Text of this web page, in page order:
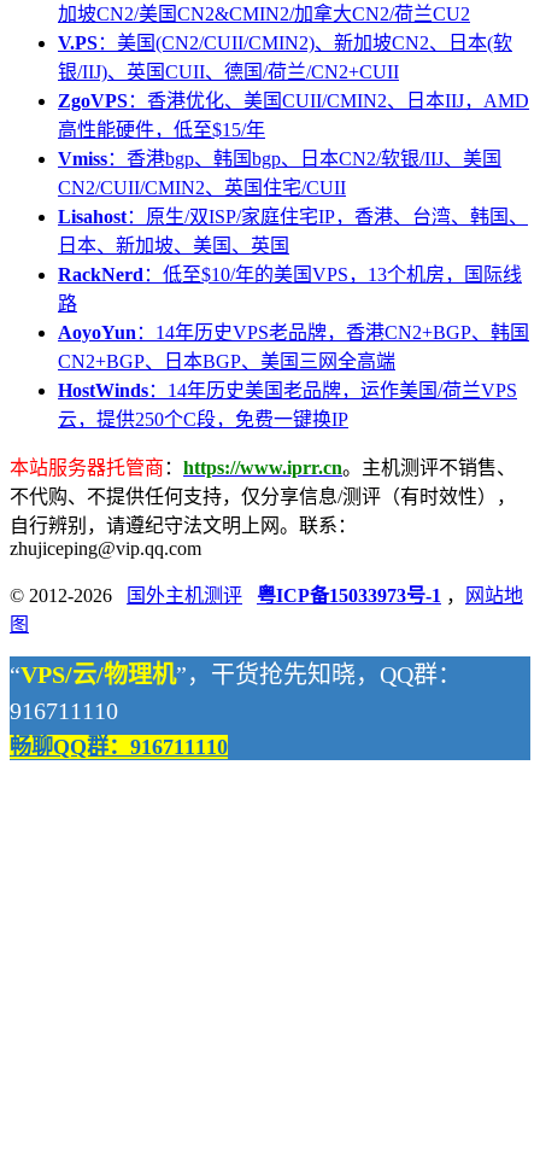
加坡CN2/美国CN2&CMIN2/加拿大CN2/荷兰CU2
V.PS：美国(CN2/CUII/CMIN2)、新加坡CN2、日本(软
银/IIJ)、英国CUII、德国/荷兰/CN2+CUII
ZgoVPS：香港优化、美国CUII/CMIN2、日本IIJ，AMD
高性能硬件，低至$15/年
Vmiss：香港bgp、韩国bgp、日本CN2/软银/IIJ、美国
CN2/CUII/CMIN2、英国住宅/CUII
Lisahost：原生/双ISP/家庭住宅IP，香港、台湾、韩国、
日本、新加坡、美国、英国
RackNerd ：低至$10/年的美国VPS，13个机房，国际线
路
AoyoYun ：14年历史VPS老品牌，香港CN2+BGP、韩国
CN2+BGP、日本BGP、美国三网全高端
HostWinds：14年历史美国老品牌，运作美国/荷兰VPS
云，提供250个C段，免费一键换IP
本站服务器托管商 ： https://www.iprr.cn。主机测评不销售、
不代购、不提供任何支持，仅分享信息/测评（有时效性），
自行辨别，请遵纪守法文明上网。联系：
zhujiceping@vip.qq.com
© 2012-2026 国外主机测评 粤ICP备15033973号-1 ，
网站地
图
“VPS/云/物理机”，干货抢先知晓，QQ群：
916711110
畅聊QQ群：916711110